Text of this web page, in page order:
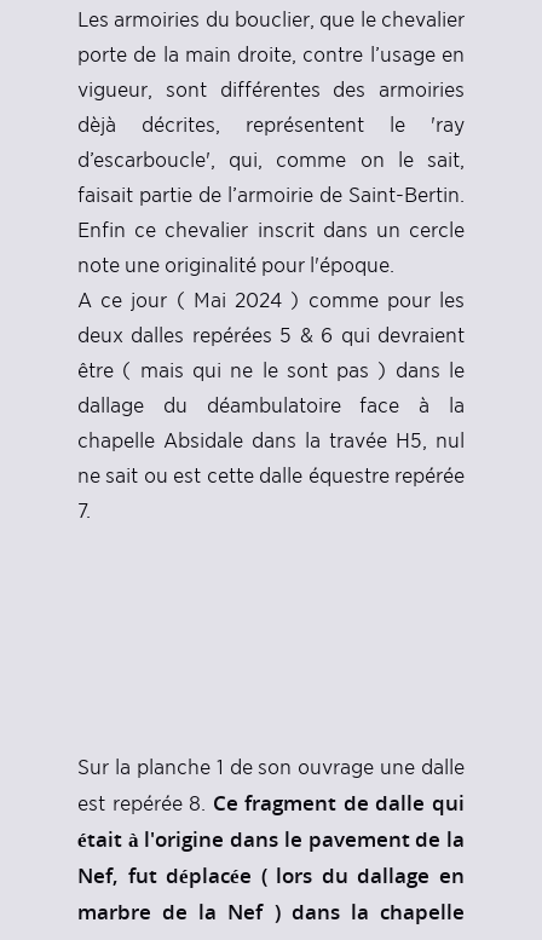
Les armoiries du bouclier, que le chevalier
porte de la main droite, contre l’usage en
vigueur, sont différentes des armoiries
dèjà décrites, représentent le 'ray
d’escarboucle', qui, comme on le sait,
faisait partie de l’armoirie de Saint-Bertin.
Enfin ce chevalier inscrit dans un cercle
note une originalité pour l'époque.
A ce jour ( Mai 2024 ) comme pour les
deux dalles repérées 5 & 6 qui devraient
être ( mais qui ne le sont pas ) dans le
dallage du déambulatoire face à la
chapelle Absidale dans la travée H5, nul
ne sait ou est cette dalle équestre repérée
7.
Sur la planche 1 de son ouvrage une dalle
est repérée 8. Ce fragment de dalle qui
était à l'origine dans le pavement de la
Nef, fut déplacée ( lors du dallage en
marbre de la Nef ) dans la chapelle